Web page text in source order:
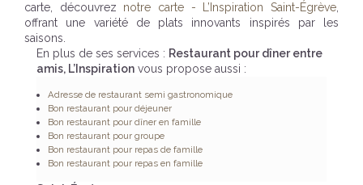
carte, découvrez notre carte - L’Inspiration Saint-Égrève
offrant une variété de plats innovants inspirés par les
saisons.
En plus de ses services : Restaurant pour dîner entre
amis, L’Inspiration vous propose aussi :
Adresse de restaurant semi gastronomique
Bon restaurant pour déjeuner
Bon restaurant pour dîner en famille
Bon restaurant pour groupe
Bon restaurant pour repas de famille
Bon restaurant pour repas en famille